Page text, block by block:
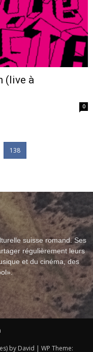
(live à
0
138
suisse romand. Ses
régulièrement leurs
et du cinéma, des
by David | WP Theme: